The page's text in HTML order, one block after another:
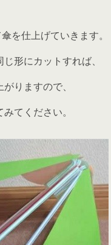
を仕上げていきます。
形にカットすれば、
りますので、
みてください。